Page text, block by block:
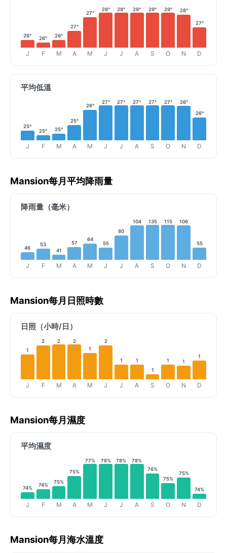
26°
J
26°
F
26°
M
27°
A
27°
M
28°
J
28°
J
29°
A
29°
S
29°
O
28°
N
27°
D
平均低溫
25°
J
25°
F
25°
M
25°
A
26°
M
27°
J
27°
J
27°
A
27°
S
27°
O
26°
N
26°
D
Mansion每月平均降雨量
降雨量（毫米）
46
J
53
F
41
M
57
A
64
M
55
J
80
J
104
A
135
S
115
O
106
N
55
D
Mansion每月日照時數
日照（小時/日）
1
J
2
F
2
M
2
A
1
M
2
J
1
J
1
A
1
S
1
O
1
N
1
D
Mansion每月濕度
平均濕度
74%
J
74%
F
75%
M
75%
A
77%
M
78%
J
78%
J
78%
A
76%
S
75%
O
75%
N
74%
D
Mansion每月海水溫度